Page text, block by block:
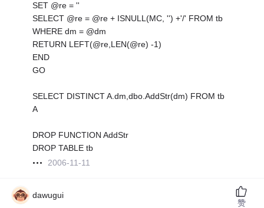
SET @re = ''
SELECT @re = @re + ISNULL(MC, '') +'/' FROM tb
WHERE dm = @dm
RETURN LEFT(@re,LEN(@re) -1)
END
GO
SELECT DISTINCT A.dm,dbo.AddStr(dm) FROM tb
A
DROP FUNCTION AddStr
DROP TABLE tb
2006-11-11
dawugui
赞